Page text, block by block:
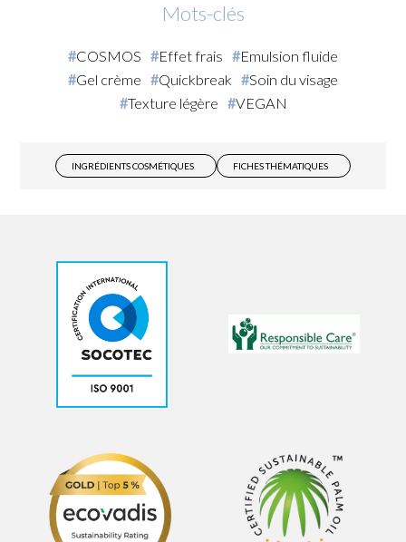
Mots-clés
COSMOS Effet frais
Emulsion fluide
Gel crème
Quickbreak
Soin du visage
Texture légère
VEGAN
INGRÉDIENTS COSMÉTIQUES FICHES THÉMATIQUES